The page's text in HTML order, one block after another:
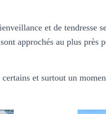
et de tendresse
approchés au plus près
et surtout un